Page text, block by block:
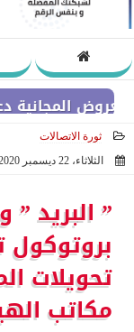
دعمًا
ثورة الاتصالات
الثلاثاء، 22 ديسمبر 2020
” البريد
تحويلات
مكاتب